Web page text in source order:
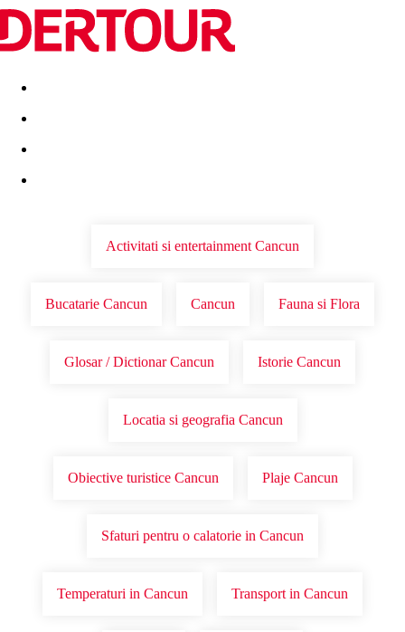
Destinatii Vacanta perfecta OFERTE DE NERATAT
Activitati si entertainment Cancun
Bucatarie Cancun Cancun Fauna si Flora
Glosar / Dictionar Cancun Istorie Cancun
Locatia si geografia Cancun
Obiective turistice Cancun Plaje Cancun
Sfaturi pentru o calatorie in Cancun
Temperaturi in Cancun Transport in Cancun